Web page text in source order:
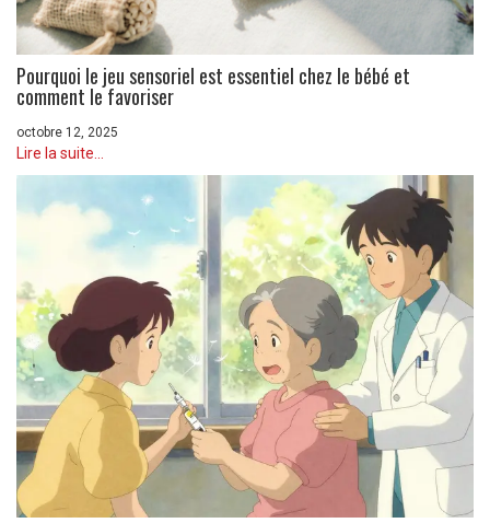
Pourquoi le jeu sensoriel est essentiel chez le bébé et
comment le favoriser
octobre 12, 2025
Lire la suite...